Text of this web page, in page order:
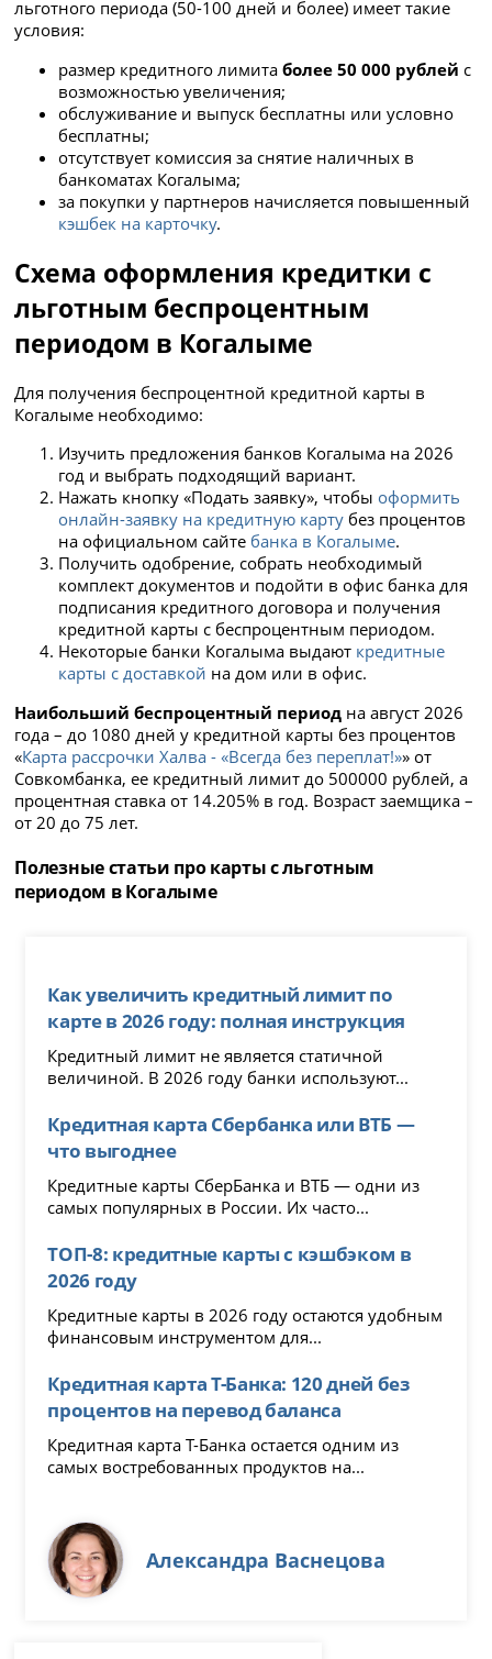
льготного периода (50-100 дней и более) имеет такие
условия:
размер кредитного лимитаболее 50 000 рублей с
возможностью увеличения;
обслуживание и выпуск бесплатны или условно
бесплатны;
отсутствует комиссия за снятие наличных в
банкоматах Когалыма;
за покупки у партнеров начисляется повышенный
кэшбек на карточку.
Схема оформления кредитки с
льготным беспроцентным
периодом в Когалыме
Для получения беспроцентной кредитной карты в
Когалыме необходимо:
Изучить предложения банков Когалыма на 2026
год и выбрать подходящий вариант.
Нажать кнопку «Подать заявку», чтобы оформить
онлайн-заявку на кредитную карту без процентов
на официальном сайте банка в Когалыме.
Получить одобрение, собрать необходимый
комплект документов и подойти в офис банка для
подписания кредитного договора и получения
кредитной карты с беспроцентным периодом.
Некоторые банки Когалыма выдают кредитные
карты с доставкой на дом или в офис.
Наибольший беспроцентный период на август 2026
года – до 1080 дней у кредитной карты без процентов
«Карта рассрочки Халва - «Всегда без переплат!»» от
Совкомбанка, ее кредитный лимит до 500000 рублей, а
процентная ставка от 14.205% в год. Возраст заемщика –
от 20 до 75 лет.
Полезные статьи про карты с льготным
периодом в Когалыме
Как увеличить кредитный лимит по
карте в 2026 году: полная инструкция
Кредитный лимит не является статичной
величиной. В 2026 году банки используют...
Кредитная карта Сбербанка или ВТБ —
что выгоднее
Кредитные карты СберБанка и ВТБ — одни из
самых популярных в России. Их часто...
ТОП-8: кредитные карты с кэшбэком в
2026 году
Кредитные карты в 2026 году остаются удобным
финансовым инструментом для...
Кредитная карта Т-Банка: 120 дней без
процентов на перевод баланса
Кредитная карта Т-Банка остается одним из
самых востребованных продуктов на...
Александра Васнецова